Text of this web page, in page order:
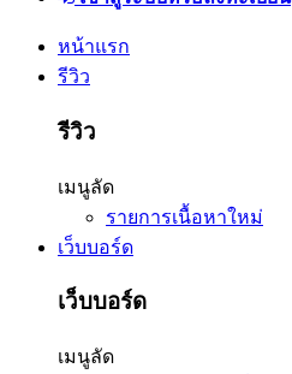
หน้าแรก
รีวิว
รีวิว
เมนูลัด
รายการเนื้อหาใหม่
เว็บบอร์ด
เว็บบอร์ด
เมนูลัด